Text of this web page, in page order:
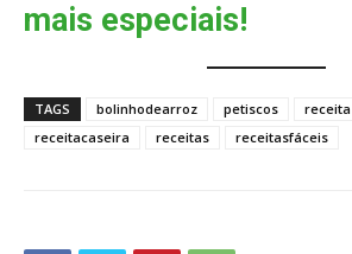
mais especiais!
TAGS bolinhodearroz petiscos
receitacaseira
receitas receitasfáceis